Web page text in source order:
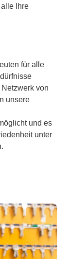
Ihre
für alle
von
unsere
und es
unter